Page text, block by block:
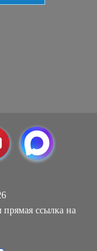
прямая ссылка на